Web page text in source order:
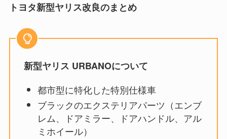
トヨタ新型ヤリス改良のまとめ
新型ヤリス URBANOについて
都市型に特化した特別仕様車
ブラックのエクステリアパーツ（エンブ
レム、ドアミラー、ドアハンドル、アル
ミホイール）